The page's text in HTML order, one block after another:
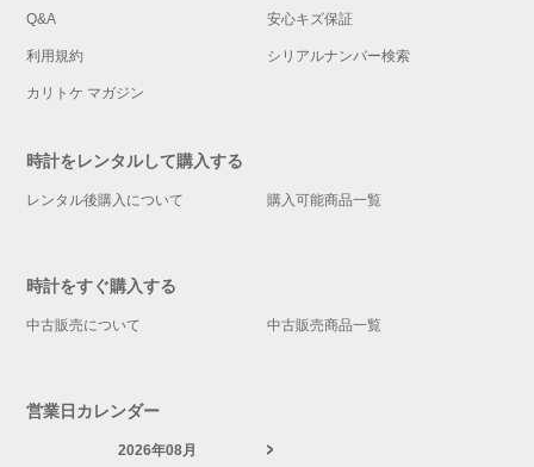
Q&A 安心キズ保証
利用規約 シリアルナンバー検索
カリトケ マガジン
時計をレンタルして購入する
レンタル後購入について 購入可能商品一覧
時計をすぐ購入する
中古販売について 中古販売商品一覧
営業日カレンダー
2026年08月